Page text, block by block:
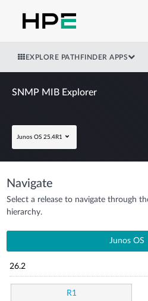
EXPLORE PATHFINDER APPS
SNMP MIB Explorer
Junos OS 25.4R1
Navigate
Select a release to navigate through
hierarchy.
Junos OS
26.2
R1